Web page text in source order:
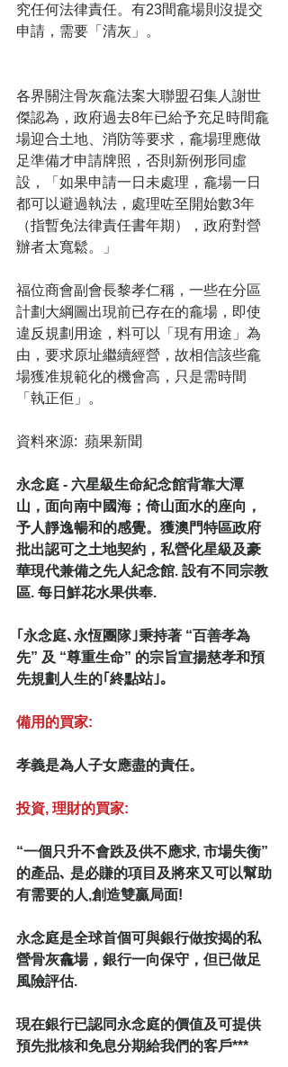
究任何法律責任。有23間龕場則沒提交
申請，需要「清灰」。
各界關注骨灰龕法案大聯盟召集人謝世
傑認為，政府過去8年已給予充足時間龕
場迎合土地、消防等要求，龕場理應做
足準備才申請牌照，否則新例形同虛
設，「如果申請一日未處理，龕場一日
都可以避過執法，處理咗至開始數3年
（指暫免法律責任書年期），政府對營
辦者太寬鬆。」
福位商會副會長黎孝仁稱，一些在分區
計劃大綱圖出現前已存在的龕場，即使
違反規劃用途，料可以「現有用途」為
由，要求原址繼續經營，故相信該些龕
場獲准規範化的機會高，只是需時間
「執正佢」。
資料來源:  蘋果新聞
永念庭 - 六星級生命紀念館背靠大潭
山，面向南中國海；倚山面水的座向，
予人靜逸暢和的感覺。獲澳門特區政府
批出認可之土地契約，私營化星級及豪
華現代兼備之先人紀念館. 設有不同宗教
區. 每日鮮花水果供奉.
｢永念庭､永恆團隊｣秉持著 “百善孝為
先” 及 “尊重生命” 的宗旨宣揚慈孝和預
先規劃人生的｢終點站｣｡
備用的買家:
孝義是為人子女應盡的責任。
投資, 理財的買家:
“一個只升不會跌及供不應求, 市場失衡”
的產品､ 是必賺的項目及將來又可以幫助
有需要的人,創造雙贏局面!
永念庭是全球首個可與銀行做按揭的私
營骨灰龕場，銀行一向保守，但已做足
風險評估.
現在銀行已認同永念庭的價值及可提供
預先批核和免息分期給我們的客戶***